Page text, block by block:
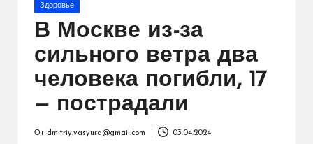
Опубликовано
Здоровье
В Москве из-за
сильного ветра два
человека погибли, 17
— пострадали
От dmitriy.vasyura@gmail.com 03.04.2024